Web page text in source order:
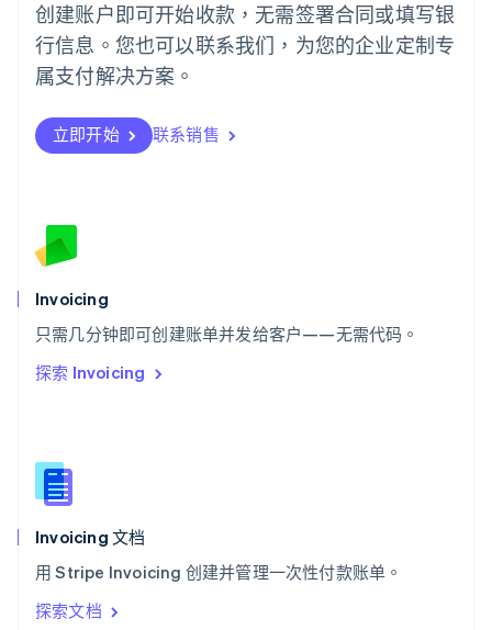
创建账户即可开始收款，无需签署合同或填写银
行信息。您也可以联系我们，为您的企业定制专
属支付解决方案。
立即开始 联系销售
Invoicing
只需几分钟即可创建账单并发给客户——无需代码。
探索 Invoicing
Invoicing 文档
用 Stripe Invoicing 创建并管理一次性付款账单。
探索文档
日本
日本語English
瑞典
SvenskaEnglish
Deutsch FrançaisItaliano English
塞浦路斯
English
ไทยEnglish
希腊
English
西班牙
新西兰
English
匈牙利
English
ItalianoEnglish
印度
English